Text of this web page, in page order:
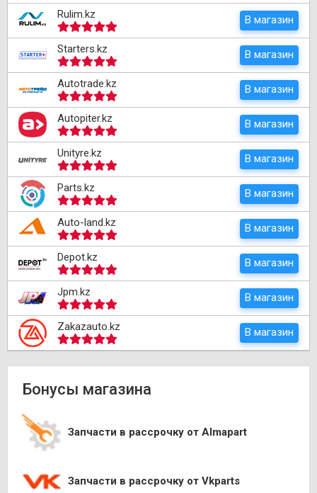
Rulim.kz В магазин
Starters.kz В магазин
Autotrade.kz В магазин
Autopiter.kz В магазин
Unityre.kz В магазин
Parts.kz В магазин
Auto-land.kz В магазин
Depot.kz В магазин
Jpm.kz В магазин
Zakazauto.kz В магазин
Бонусы магазина
Запчасти в рассрочку от Almapart
Запчасти в рассрочку от Vkparts